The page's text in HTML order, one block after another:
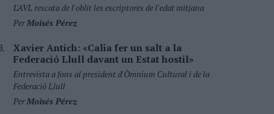
L'AVL rescata de l'oblit les escriptores de l'edat mitjana
PerMoisés Pérez
Xavier Antich: «Calia fer un salt a la
Federació Llull davant un Estat hostil»
Entrevista a fons al president d'Òmnium Cultural i de la
Federació Llull
PerMoisés Pérez